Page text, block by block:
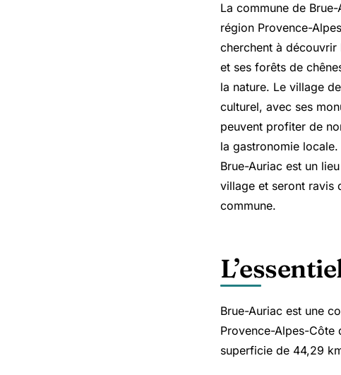
La commune de
région Provence-
cherchent à découvrir
et ses forêts de
la nature. Le village
culturel, avec ses
peuvent profiter de
la gastronomie locale.
Brue-Auriac est un
village et seront ravis
commune.
Brue-Auriac est une
Provence-Alpes-Côte
superficie de 44,29